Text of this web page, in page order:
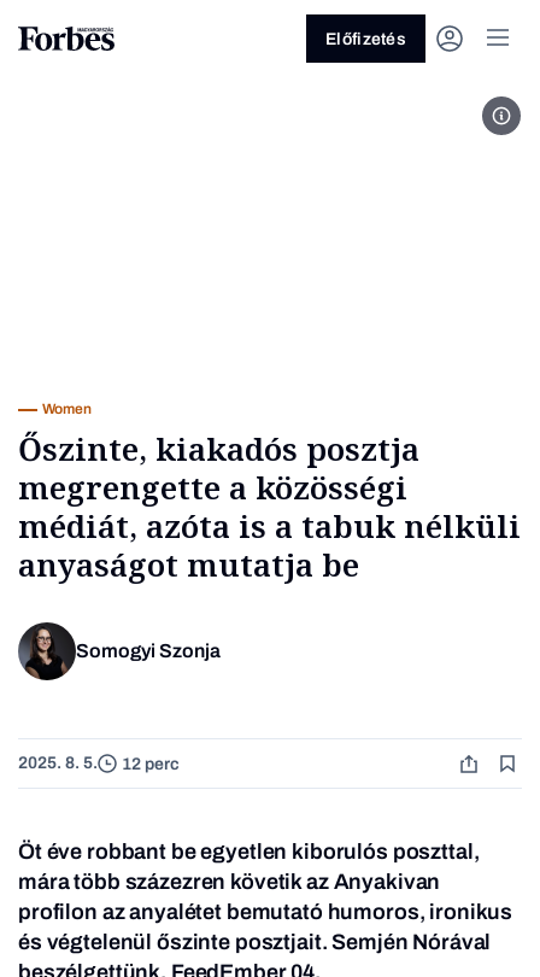
Előfizetés
Women
Őszinte, kiakadós posztja
megrengette a közösségi
médiát, azóta is a tabuk nélküli
anyaságot mutatja be
Somogyi Szonja
2025. 8. 5. 12 perc
Öt éve robbant be egyetlen kiborulós poszttal,
mára több százezren követik az Anyakivan
profilon az anyalétet bemutató humoros, ironikus
és végtelenül őszinte posztjait. Semjén Nórával